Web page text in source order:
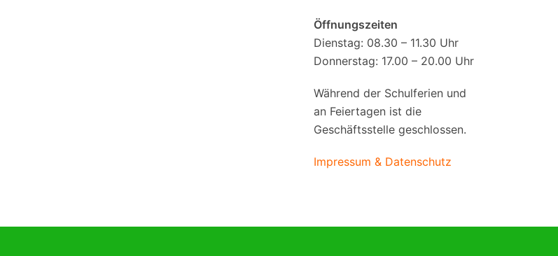
Öffnungszeiten
Dienstag: 08.30 – 11.30 Uhr
Donnerstag: 17.00 – 20.00 Uhr
Während der Schulferien und
an Feiertagen ist die
Geschäftsstelle geschlossen.
Impressum & Datenschutz